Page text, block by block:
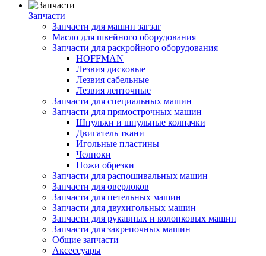
Запчасти
Запчасти для машин загзаг
Масло для швейного оборудования
Запчасти для раскройного оборудования
HOFFMAN
Лезвия дисковые
Лезвия сабельные
Лезвия ленточные
Запчасти для специальных машин
Запчасти для прямострочных машин
Шпульки и шпульные колпачки
Двигатель ткани
Игольные пластины
Челноки
Ножи обрезки
Запчасти для распошивальных машин
Запчасти для оверлоков
Запчасти для петельных машин
Запчасти для двухигольных машин
Запчасти для рукавных и колонковых машин
Запчасти для закрепочных машин
Общие запчасти
Аксессуары